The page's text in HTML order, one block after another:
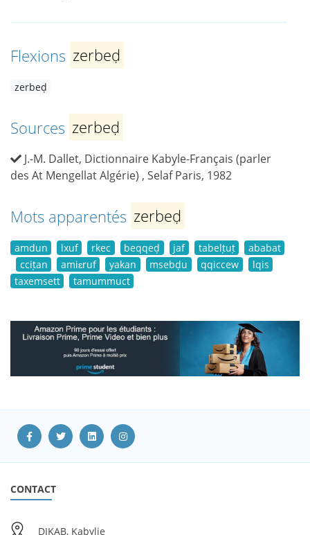
Flexions zerbeḍ
zerbeḍ
Sources zerbeḍ
J.-M. Dallet, Dictionnaire Kabyle-Français (parler
des At Mengellat Algérie) , Selaf Paris, 1982
Mots apparentés zerbeḍ
amdun lxuf rkec beqqeḍ jaf tabelṭuṭ
ababat
cciṭan
amiɛruf yakan msebḍu qqiccew
lqis
taxemsett
tamummuct
CONTACT
DIKAB, Kabylie